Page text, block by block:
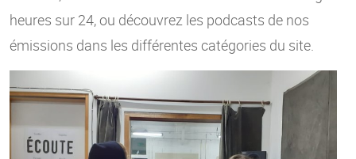
heures sur 24, ou découvrez les podcasts de nos
émissions dans les différentes catégories du site.